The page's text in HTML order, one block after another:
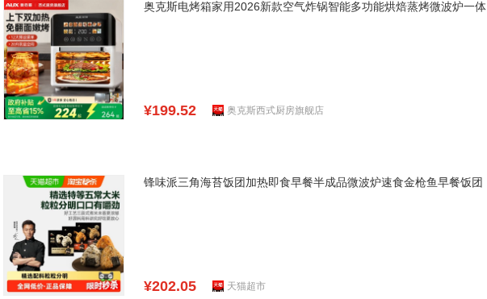
奥克斯电烤箱家用2026新款空气炸锅智能多功能烘焙蒸烤微波炉一体
¥199.52 奥克斯西式厨房旗舰店
锋味派三角海苔饭团加热即食早餐半成品微波炉速食金枪鱼早餐饭团
¥202.05 天猫超市